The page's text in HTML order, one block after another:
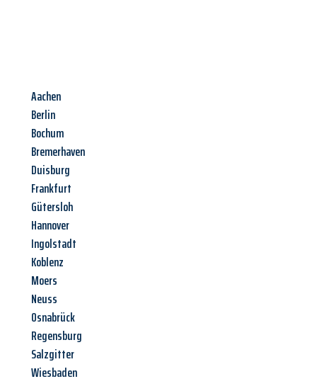
Aachen
Berlin
Bochum
Bremerhaven
Duisburg
Frankfurt
Gütersloh
Hannover
Ingolstadt
Koblenz
Moers
Neuss
Osnabrück
Regensburg
Salzgitter
Wiesbaden